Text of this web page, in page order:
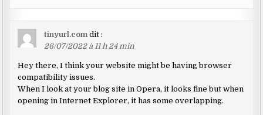
tinyurl.com dit :
26/07/2022 à 11 h 24 min
Hey there, I think your website might be having browser
compatibility issues.
When I look at your blog site in Opera, it looks fine but when
opening in Internet Explorer, it has some overlapping.